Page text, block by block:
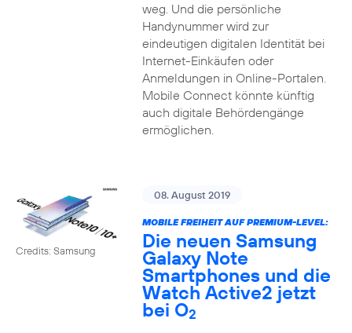
weg. Und die persönliche
Handynummer wird zur
eindeutigen digitalen Identität bei
Internet-Einkäufen oder
Anmeldungen in Online-Portalen.
Mobile Connect könnte künftig
auch digitale Behördengänge
ermöglichen.
Credits: Samsung
08. August 2019
MOBILE FREIHEIT AUF PREMIUM-LEVEL:
Die neuen Samsung
Galaxy Note
Smartphones und die
Watch Active2 jetzt
bei O2